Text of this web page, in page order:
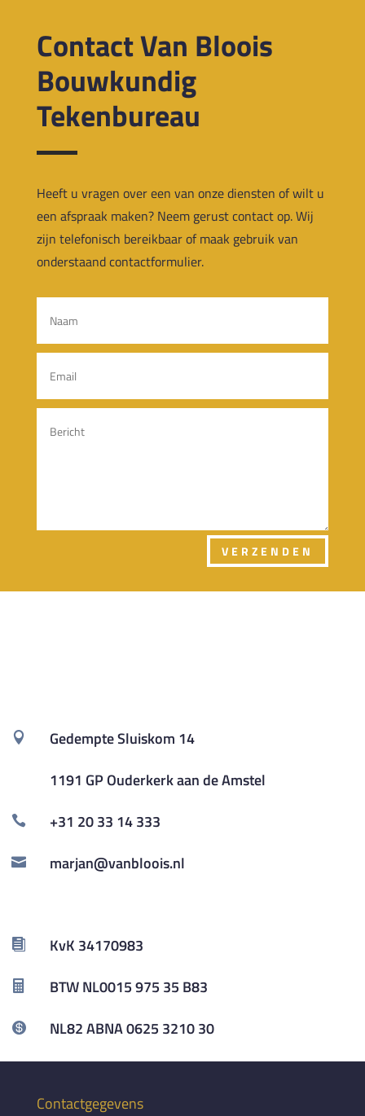
Contact Van Bloois
Bouwkundig
Tekenbureau
Heeft u vragen over een van onze diensten of wilt u
een afspraak maken? Neem gerust contact op. Wij
zijn telefonisch bereikbaar of maak gebruik van
onderstaand contactformulier.
VERZENDEN
 Gedempte Sluiskom 14
1191 GP Ouderkerk aan de Amstel
 +31 20 33 14 333
 marjan@vanbloois.nl
 KvK 34170983
 BTW NL0015 975 35 B83
 NL82 ABNA 0625 3210 30
Contactgegevens